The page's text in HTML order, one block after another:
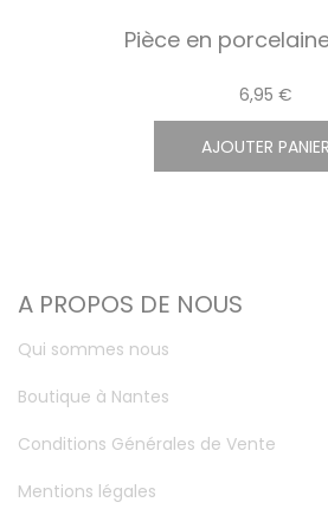
Pièce en
6,95 €
AJOUTER PANIER
A PROPOS DE NOUS
Qui sommes nous
Boutique à Nantes
Conditions Générales de Vente
Mentions légales